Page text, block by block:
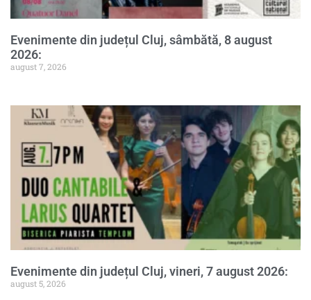
Evenimente din județul Cluj, sâmbătă, 8 august
2026:
august 7, 2026
Evenimente din județul Cluj, vineri, 7 august 2026:
august 5, 2026